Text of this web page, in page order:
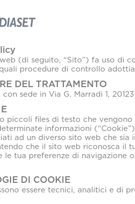
(di seguito, “Sito”) fa uso di
procedure di controllo
DEL TRATTAMENTO
con sede in Via G. Marradi 1,
piccoli files di testo che
informazioni
ad un diverso sito web che sia
che il sito web riconosca il
le tua preferenze di navigazione
DI COOKIE
essere tecnici, analitici e di